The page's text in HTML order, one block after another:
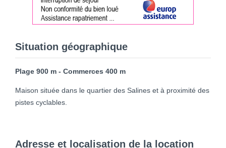
Situation géographique
Plage 900 m - Commerces 400 m
Maison située dans le quartier des Salines et à proximité des
pistes cyclables.
Adresse et localisation de la location